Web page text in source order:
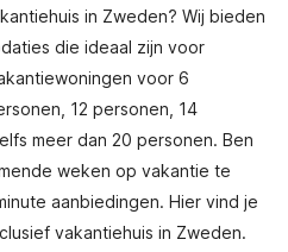
in Zweden? Wij bieden
die ideaal zijn voor
voor 6
12 personen, 14
meer dan 20 personen. Ben
weken op vakantie te
aanbiedingen. Hier vind je
vakantiehuis in Zweden.